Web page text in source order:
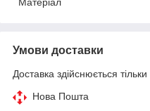
Умови доставки
Доставка здійснюється
Нова Пошта